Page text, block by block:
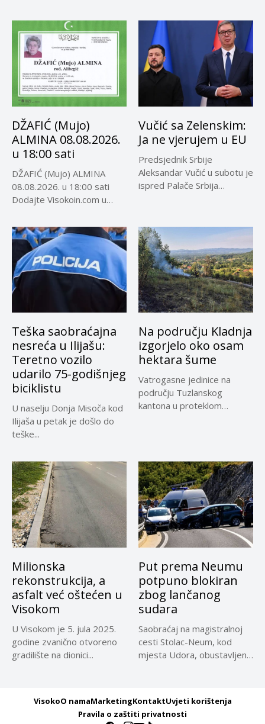
DŽAFIĆ (Mujo)
ALMINA 08.08.2026.
u 18:00 sati
DŽAFIĆ (Mujo) ALMINA
08.08.2026. u 18:00 sati
Dodajte Visokoin.com u
Vučić sa Zelenskim:
Ja ne vjerujem u EU
Predsjednik Srbije
Aleksandar Vučić u subotu je
ispred Palače Srbija
Teška saobraćajna
nesreća u Ilijašu:
Teretno vozilo
udarilo 75-godišnjeg
biciklistu
U naselju Donja Misoča kod
Ilijaša u petak je došlo do
teške...
Na području Kladnja
izgorjelo oko osam
hektara šume
Vatrogasne jedinice na
području Tuzlanskog
kantona u proteklom
Milionska
rekonstrukcija, a
asfalt već oštećen u
Visokom
U Visokom je 5. jula 2025.
godine zvanično otvoreno
gradilište na dionici...
Put prema Neumu
potpuno blokiran
zbog lančanog
sudara
Saobraćaj na magistralnoj
cesti Stolac-Neum, kod
mjesta Udora, obustavljen
VisokoO namaMarketingKontaktUvjeti korištenja
Pravila o zaštiti privatnosti